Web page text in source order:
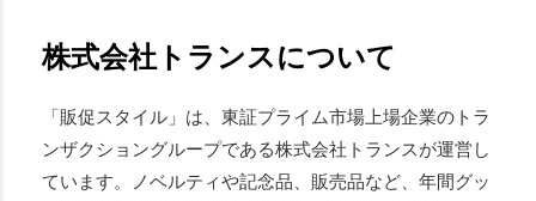
株式会社トランスについて
「販促スタイル」は、東証プライム市場上場企業のトラ
ンザクショングループである株式会社トランスが運営し
ています。ノベルティや記念品、販売品など、年間グッ